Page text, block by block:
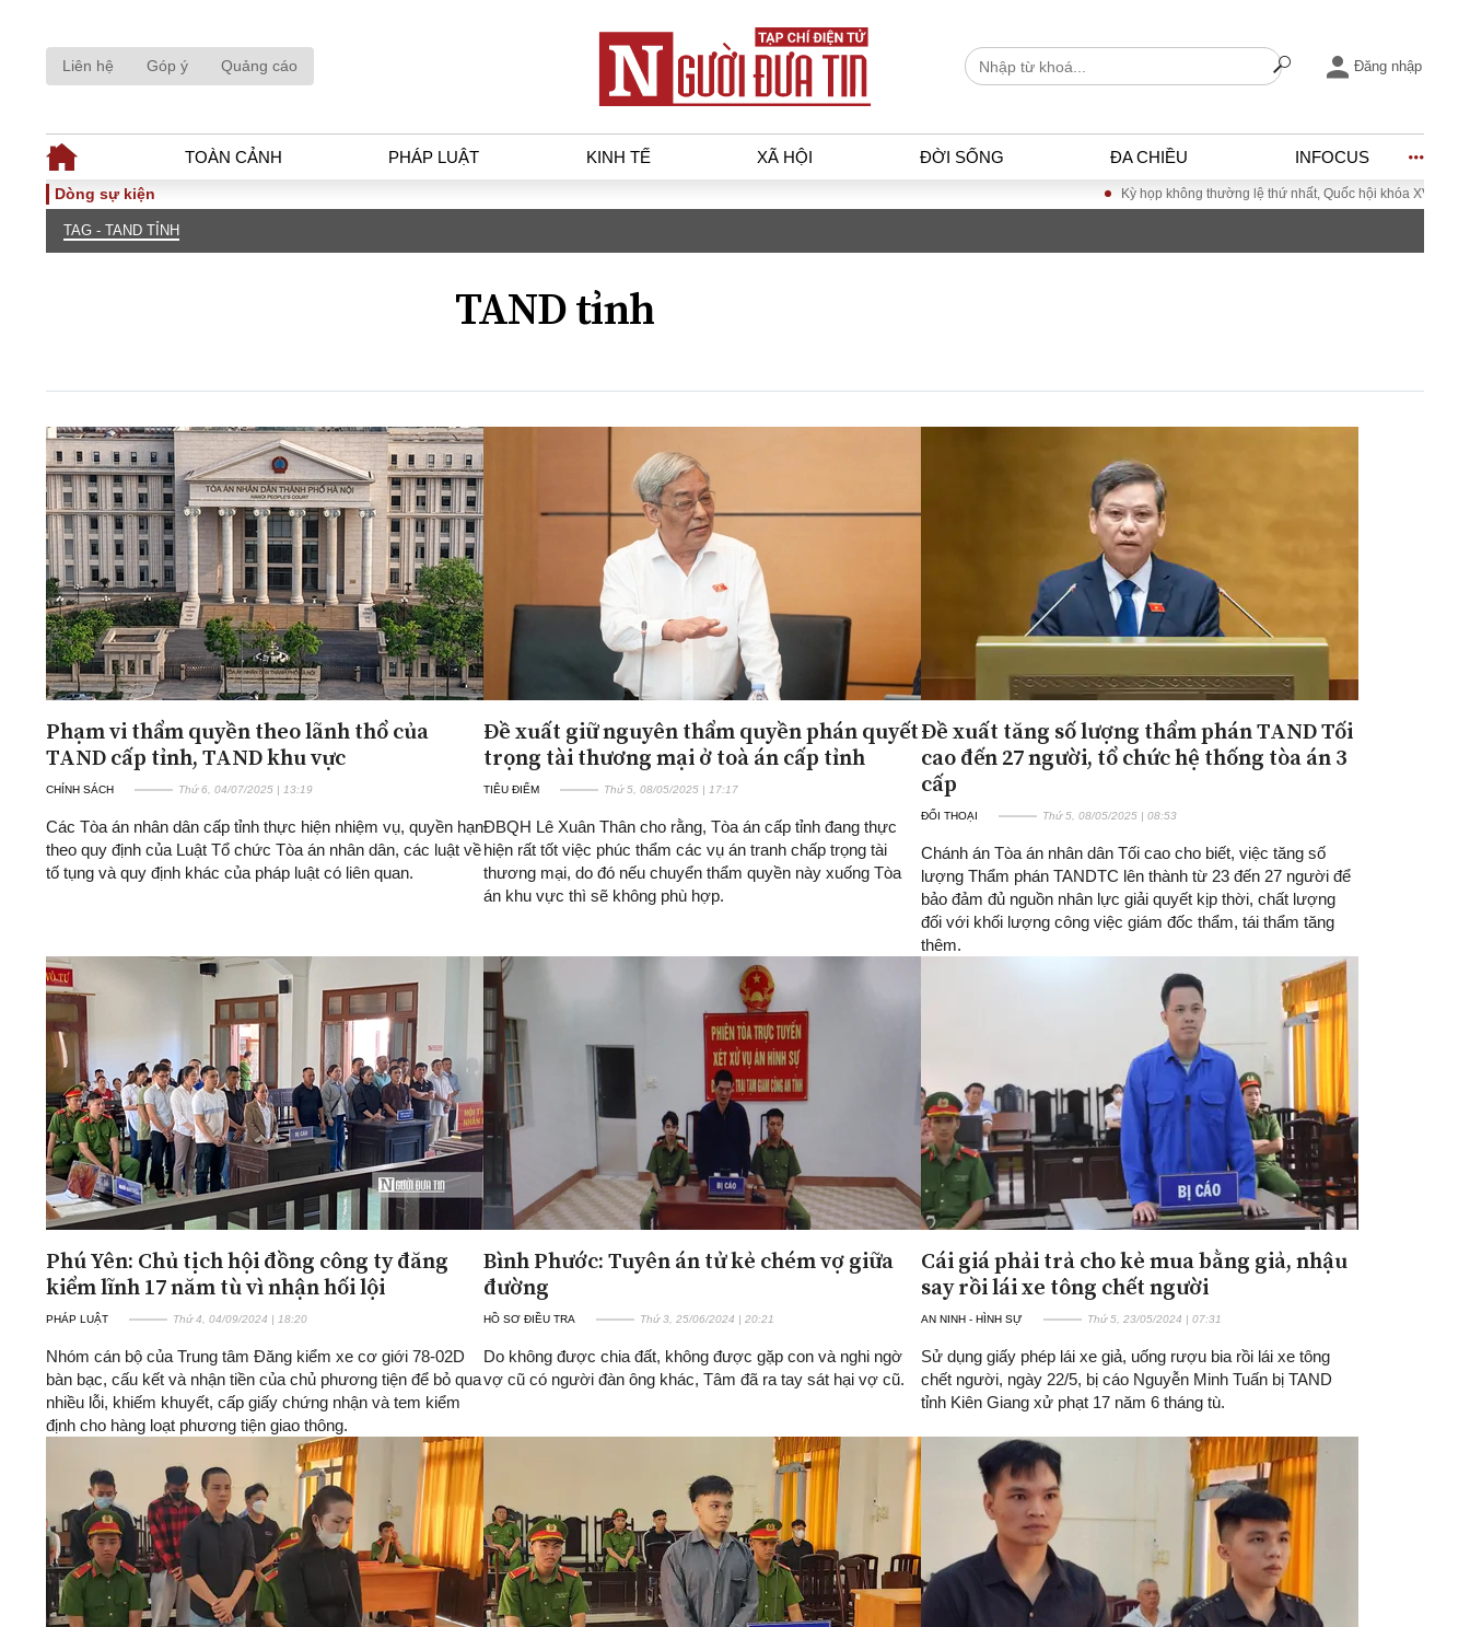
Liên hệ Góp ý Quảng cáo Đăng nhập
TOÀN CẢNH PHÁP LUẬT KINH TẾ XÃ HỘI ĐỜI SỐNG ĐA CHIỀU INFOCUS
TOÀN CẢNH
Thế giới
Góc nhìn luật gia
An ninh - Hình sự
Xu hướng thị trường
Tiêu dùng và dư luận
Công nghệ
Giao thông – Đô thị
ĐA CHIỀU
Quan điểm
Xi nhan Trái Phải
Bạn đọc viết
INFOCUS
Đăng ký tin tức mới
Dòng sự kiện Kỳ họp không thường lệ thứ nhất, Quốc hội khóa XVI Đưa Nghị quyết
TAG - TAND TỈNH
TAND tỉnh
Phạm vi thẩm quyền theo lãnh thổ của
TAND cấp tỉnh, TAND khu vực
CHÍNH SÁCH Thứ 6, 04/07/2025 | 13:19
Các Tòa án nhân dân cấp tỉnh thực hiện nhiệm vụ, quyền hạn
theo quy định của Luật Tổ chức Tòa án nhân dân, các luật về
tố tụng và quy định khác của pháp luật có liên quan.
Đề xuất giữ nguyên thẩm quyền phán quyết
trọng tài thương mại ở toà án cấp tỉnh
TIÊU ĐIỂM Thứ 5, 08/05/2025 | 17:17
ĐBQH Lê Xuân Thân cho rằng, Tòa án cấp tỉnh đang thực
hiện rất tốt việc phúc thẩm các vụ án tranh chấp trọng tài
thương mại, do đó nếu chuyển thẩm quyền này xuống Tòa
án khu vực thì sẽ không phù hợp.
Đề xuất tăng số lượng thẩm phán TAND Tối
cao đến 27 người, tổ chức hệ thống tòa án 3
cấp
ĐỐI THOẠI Thứ 5, 08/05/2025 | 08:53
Chánh án Tòa án nhân dân Tối cao cho biết, việc tăng số
lượng Thẩm phán TANDTC lên thành từ 23 đến 27 người để
bảo đảm đủ nguồn nhân lực giải quyết kịp thời, chất lượng
đối với khối lượng công việc giám đốc thẩm, tái thẩm tăng
thêm.
Phú Yên: Chủ tịch hội đồng công ty đăng
kiểm lĩnh 17 năm tù vì nhận hối lội
PHÁP LUẬT Thứ 4, 04/09/2024 | 18:20
Nhóm cán bộ của Trung tâm Đăng kiểm xe cơ giới 78-02D
bàn bạc, cấu kết và nhận tiền của chủ phương tiện để bỏ qua
nhiều lỗi, khiếm khuyết, cấp giấy chứng nhận và tem kiểm
định cho hàng loạt phương tiện giao thông.
Bình Phước: Tuyên án tử kẻ chém vợ giữa
đường
HỒ SƠ ĐIỀU TRA Thứ 3, 25/06/2024 | 20:21
Do không được chia đất, không được gặp con và nghi ngờ
vợ cũ có người đàn ông khác, Tâm đã ra tay sát hại vợ cũ.
Cái giá phải trả cho kẻ mua bằng giả, nhậu
say rồi lái xe tông chết người
AN NINH - HÌNH SỰ Thứ 5, 23/05/2024 | 07:31
Sử dụng giấy phép lái xe giả, uống rượu bia rồi lái xe tông
chết người, ngày 22/5, bị cáo Nguyễn Minh Tuấn bị TAND
tỉnh Kiên Giang xử phạt 17 năm 6 tháng tù.